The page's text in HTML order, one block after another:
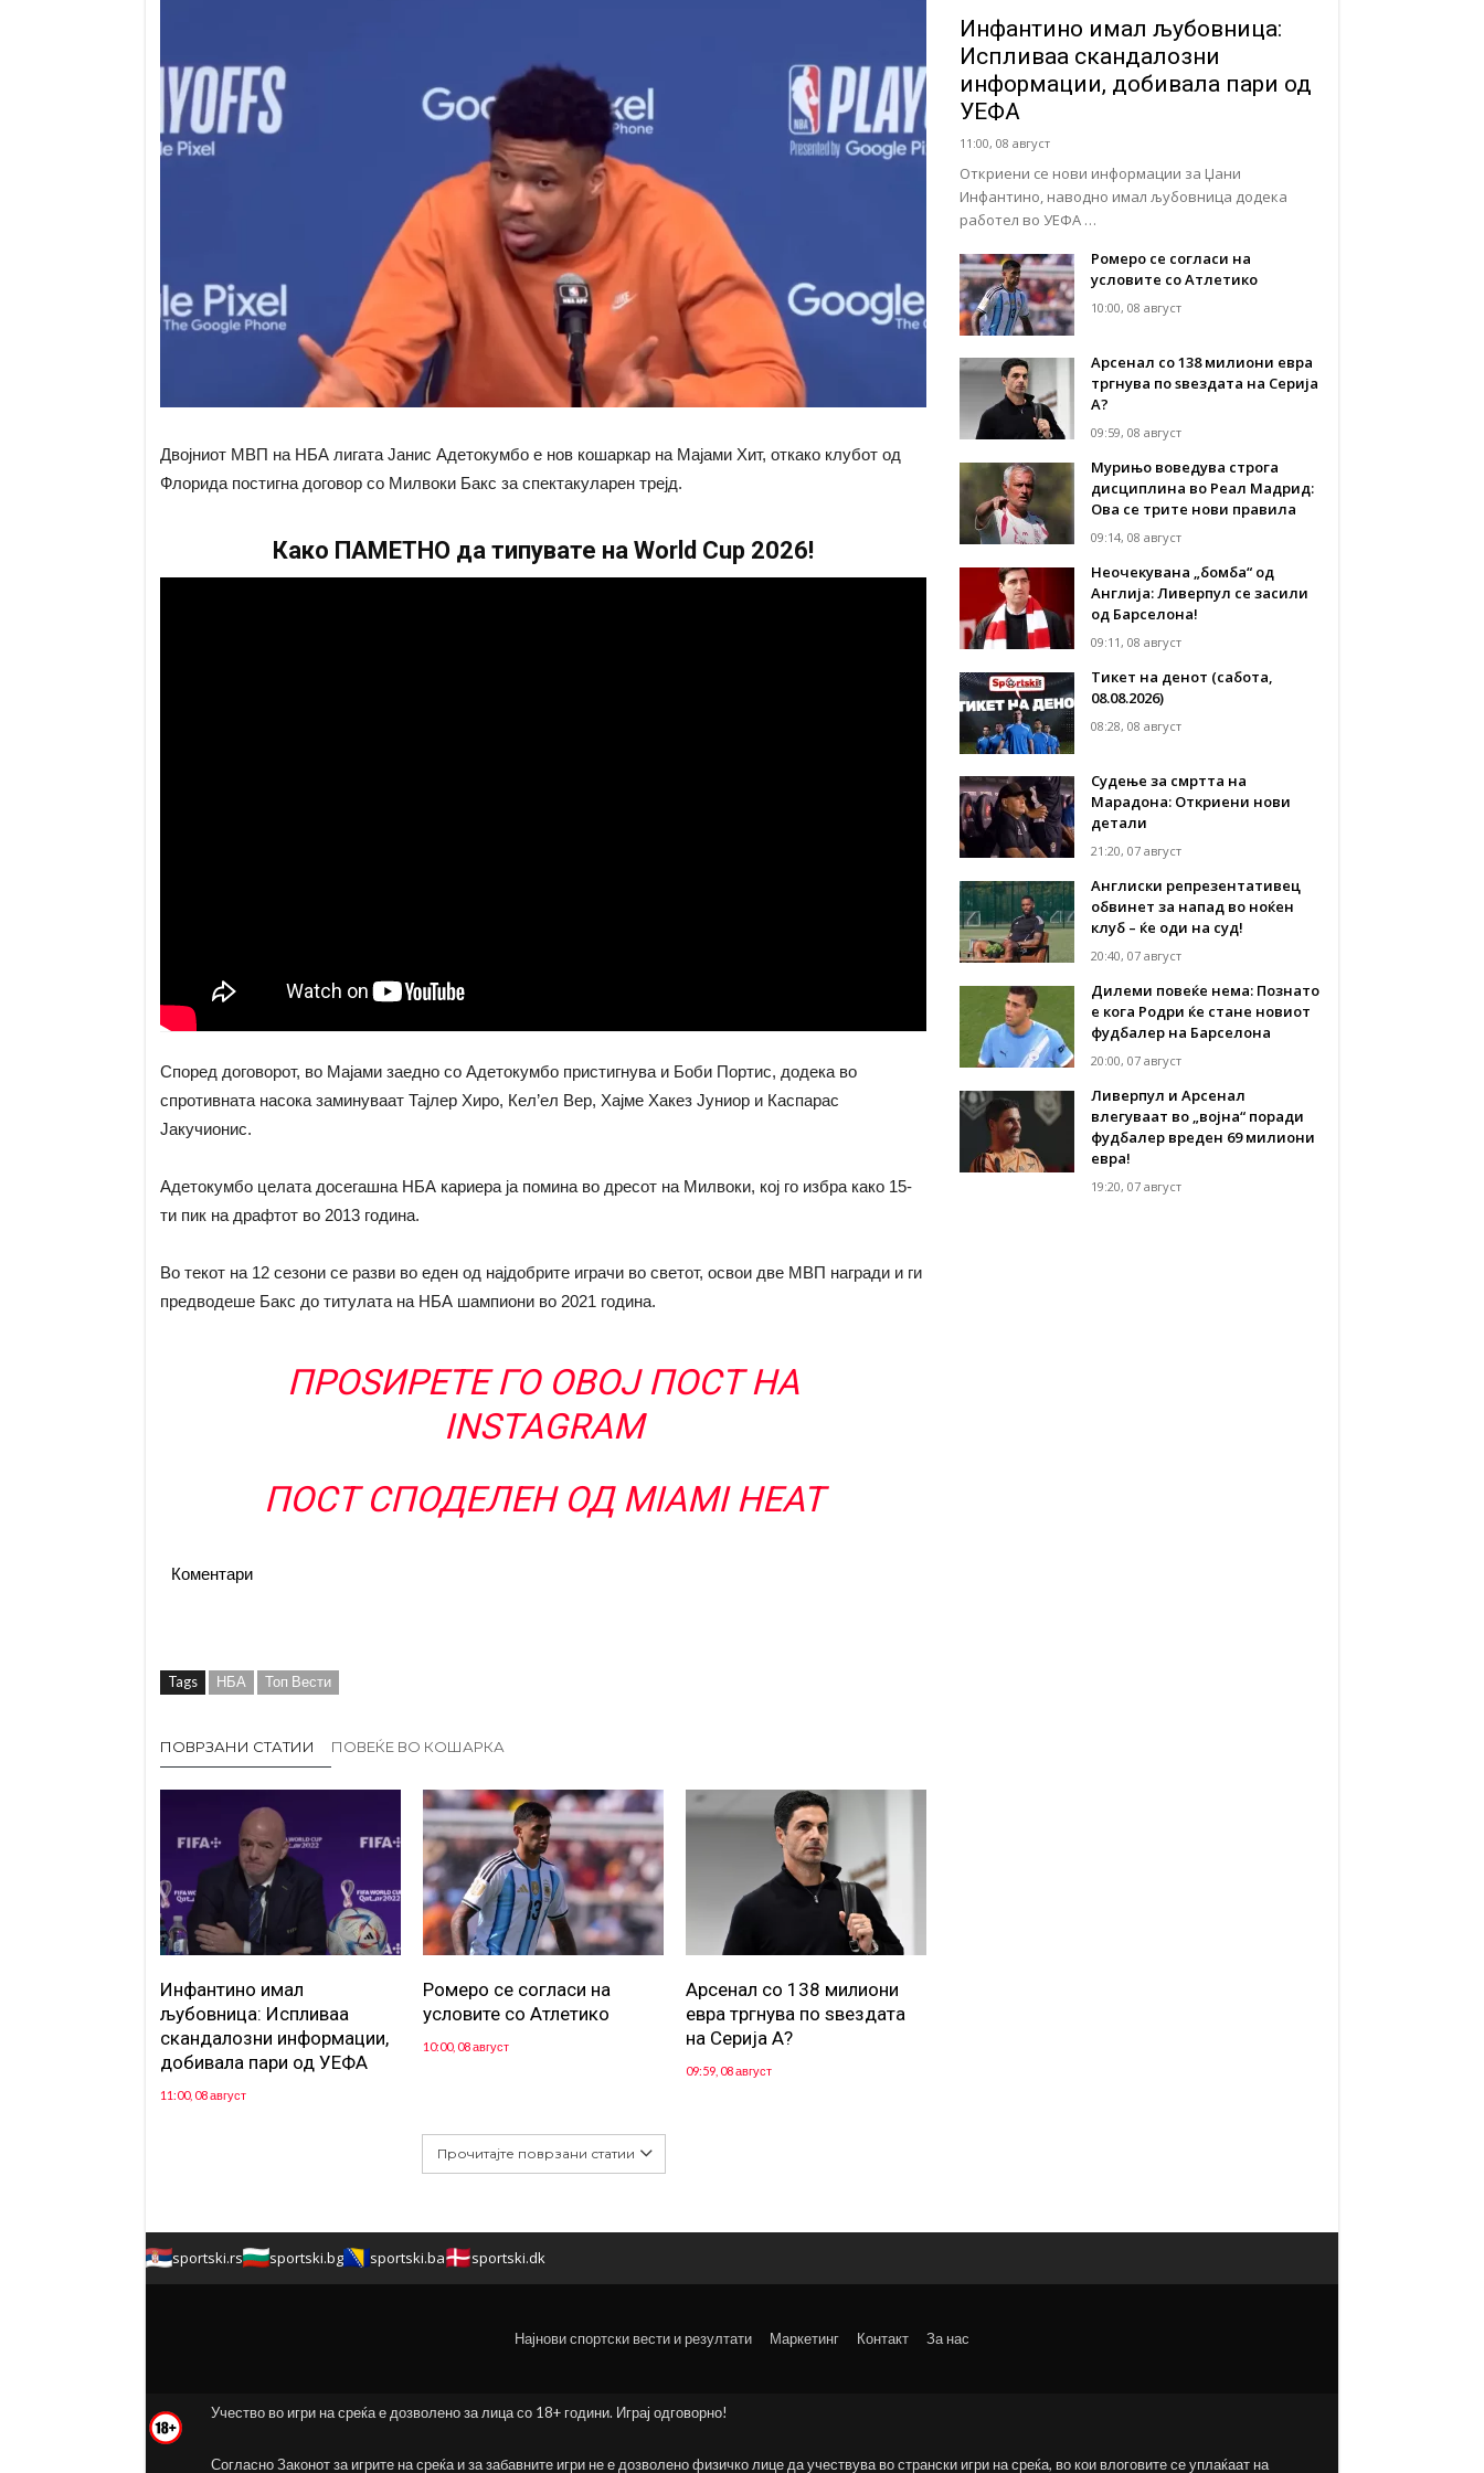
Двојниот МВП на НБА лигата Јанис Адетокумбо е нов кошаркар на Мајами Хит, откако клубот од
Флорида постигна договор со Милвоки Бакс за спектакуларен трејд.
Како ПАМЕТНО да типувате на World Cup 2026!
Според договорот, во Мајами заедно со Адетокумбо пристигнува и Боби Портис, додека во
спротивната насока заминуваат Тајлер Хиро, Кел’ел Вер, Хајме Хакез Јуниор и Каспарас
Јакучионис.
Адетокумбо целата досегашна НБА кариера ја помина во дресот на Милвоки, кој го избра како 15-
ти пик на драфтот во 2013 година.
Во текот на 12 сезони се разви во еден од најдобрите играчи во светот, освои две МВП награди и ги
предводеше Бакс до титулата на НБА шампиони во 2021 година.
ПРОЅИРЕТЕ ГО ОВОЈ ПОСТ НА
INSTAGRAM
ПОСТ СПОДЕЛЕН ОД MIAMI HEAT
Коментари
Tags НБА Топ Вести
ПОВРЗАНИ СТАТИИ ПОВЕЌЕ ВО КОШАРКА
Инфантино имал
љубовница: Испливаа
скандалозни информации,
добивала пари од УЕФА
11:00, 08 август
Ромеро се согласи на
условите со Атлетико
10:00, 08 август
Арсенал со 138 милиони
евра тргнува по ѕвездата
на Серија А?
09:59, 08 август
Прочитајте поврзани статии
Инфантино имал љубовница:
Испливаа скандалозни
информации, добивала пари од
УЕФА
11:00, 08 август
Откриени се нови информации за Џани
Инфантино, наводно имал љубовница додека
работел во УЕФА …
Ромеро се согласи на
условите со Атлетико
10:00, 08 август
Арсенал со 138 милиони евра
тргнува по ѕвездата на Серија
А?
09:59, 08 август
Мурињо воведува строга
дисциплина во Реал Мадрид:
Ова се трите нови правила
09:14, 08 август
Неочекувана „бомба“ од
Англија: Ливерпул се засили
од Барселона!
09:11, 08 август
Тикет на денот (сабота,
08.08.2026)
08:28, 08 август
Судење за смртта на
Марадона: Откриени нови
детали
21:20, 07 август
Англиски репрезентативец
обвинет за напад во ноќен
клуб – ќе оди на суд!
20:40, 07 август
Дилеми повеќе нема: Познато
е кога Родри ќе стане новиот
фудбалер на Барселона
20:00, 07 август
Ливерпул и Арсенал
влегуваат во „војна“ поради
фудбалер вреден 69 милиони
евра!
19:20, 07 август
sportski.rs sportski.bg sportski.ba sportski.dk
Најнови спортски вести и резултати Маркетинг Контакт За нас
Учество во игри на среќа е дозволено за лица со 18+ години. Играј одговорно!
Согласно Законот за игрите на среќа и за забавните игри не е дозволено физичко лице да учествува во странски игри на среќа, во кои влоговите се уплаќаат на